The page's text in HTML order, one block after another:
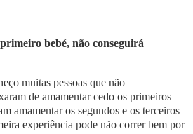
bebé, não conseguirá
muitas pessoas que não
de amamentar cedo os primeiros
amamentar os segundos e os terceiros
experiência pode não correr bem por